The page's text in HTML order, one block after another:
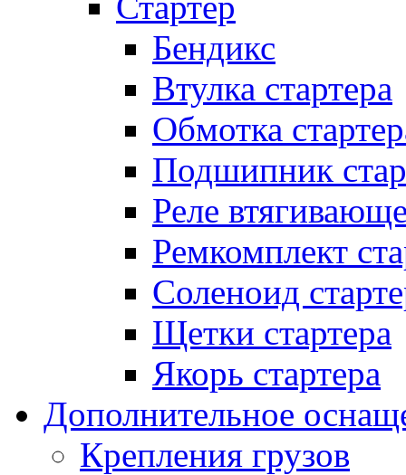
Бендикс
Втулка стартера
Обмотка
Подшипник
Реле
Ремкомплект
Соленоид
Щетки стартера
Якорь стартера
Дополнительное
Крепления грузов